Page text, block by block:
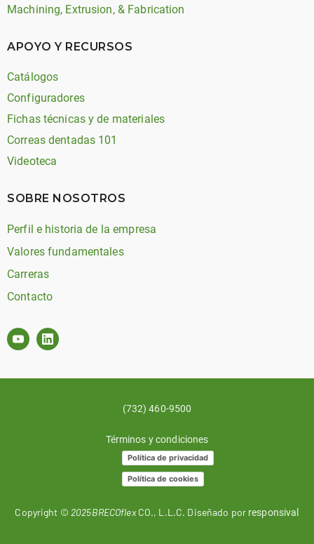
Machining, Extrusion, & Fabrication
APOYO Y RECURSOS
Catálogos
Configuradores
Fichas técnicas y de materiales
Correas dentadas 101
Videoteca
SOBRE NOSOTROS
Perfil e historia de la empresa
Valores fundamentales
Carreras
Contacto
(732) 460-9500
Términos y condiciones
Política de privacidad
Política de cookies
Copyright © 2025BRECOflexCO., L.L.C. Diseñado por responsival